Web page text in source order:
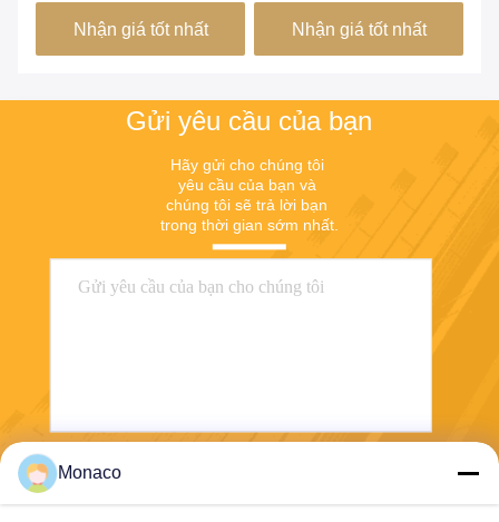
chuẩn BS EN14640
Nhận giá tốt nhất
suất lắng đọng 70% và bề
mặt hoàn thiện mịn
Nhận giá tốt nhất
Gửi yêu cầu của bạn
Hãy gửi cho chúng tôi
yêu cầu của bạn và
chúng tôi sẽ trả lời bạn
trong thời gian sớm nhất.
Monaco